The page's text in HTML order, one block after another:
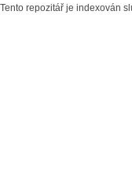
Tento repozitář je indexován